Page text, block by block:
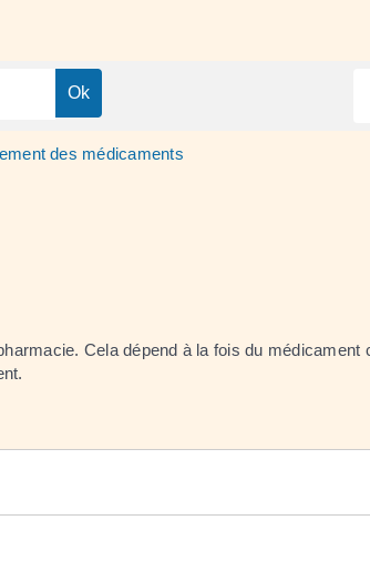
des médicaments
Cela dépend à la fois du médicament